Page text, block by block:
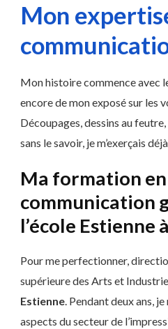
Mon
Mon histoire commence avec
encore de mon exposé sur les
Découpages, dessins au
sans le savoir, je m’exerçais
Ma formation en
communication
l’école Estienne
Pour me perfectionner,
supérieure des Arts et
Estienne. Pendant deux ans,
aspects du secteur de